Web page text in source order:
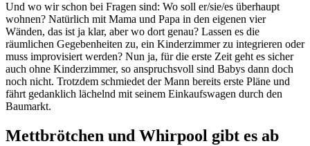
Und wo wir schon bei Fragen sind: Wo soll er/sie/es überhaupt
wohnen? Natürlich mit Mama und Papa in den eigenen vier
Wänden, das ist ja klar, aber wo dort genau? Lassen es die
räumlichen Gegebenheiten zu, ein Kinderzimmer zu integrieren oder
muss improvisiert werden? Nun ja, für die erste Zeit geht es sicher
auch ohne Kinderzimmer, so anspruchsvoll sind Babys dann doch
noch nicht. Trotzdem schmiedet der Mann bereits erste Pläne und
fährt gedanklich lächelnd mit seinem Einkaufswagen durch den
Baumarkt.
Mettbrötchen und Whirpool gibt es ab